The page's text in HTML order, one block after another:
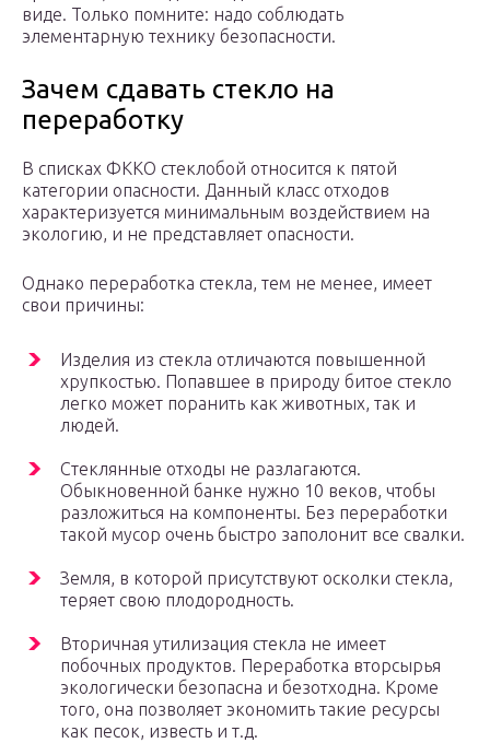
виде. Только помните: надо соблюдать
элементарную технику безопасности.
Зачем сдавать стекло на
переработку
В списках ФККО стеклобой относится к пятой
категории опасности. Данный класс отходов
характеризуется минимальным воздействием на
экологию, и не представляет опасности.
Однако переработка стекла, тем не менее, имеет
свои причины:
Изделия из стекла отличаются повышенной
хрупкостью. Попавшее в природу битое стекло
легко может поранить как животных, так и
людей.
Стеклянные отходы не разлагаются.
Обыкновенной банке нужно 10 веков, чтобы
разложиться на компоненты. Без переработки
такой мусор очень быстро заполонит все свалки.
Земля, в которой присутствуют осколки стекла,
теряет свою плодородность.
Вторичная утилизация стекла не имеет
побочных продуктов. Переработка вторсырья
экологически безопасна и безотходна. Кроме
того, она позволяет экономить такие ресурсы
как песок, известь и т.д.